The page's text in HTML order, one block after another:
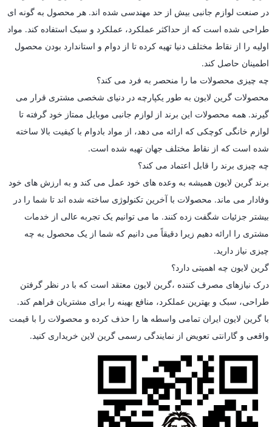
در صنعت لوازم جانبی بیش از حد مهندسی شده اند. هر محصول به گونه ای
طراحی شده است که از حداکثر عملکرد، عملکرد و سبک استفاده کند. مواد
اولیه را از نقاط مختلف دنیا تهیه کرده تا از دوام و استاندارد بودن محصول
اطمینان حاصل کند.
چه چیزی محصولات ما را منحصر به فرد می کند؟
محصولات گرین لایون به طور یکپارچه در دنیای شخصی مشتری قرار می
گیرند. همه محصولات این برند از لوازم جانبی موبایل ممتاز خود گرفته تا
لوازم خانگی کوچکی که ارائه می دهد، از مواد بادوام با کیفیت بالا ساخته
شده است که از نقاط مختلف جهان تهیه شده است.
چه چیزی برند را قابل اعتماد می کند؟
برند گرین لایون همیشه به وعده های خود عمل می کند و به ارزش های خود
وفادار می ماند. محصولات با آخرین تکنولوژی ساخته شده اند تا شما را در
بیشتر جزئیات شگفت زده کنند. ما می توانیم یک تجربه عالی از خدمات
مشتری را ارائه دهیم زیرا دقیقاً می دانیم که شما از یک محصول به چه
چیزی نیاز دارید.
گرین لایون چه اهمیتی دارد؟
درک نیازهای مصرف کننده ،گرین لایون معتقد است که با در نظر گرفتن
طراحی، سبک و بهترین عملکرد، منافع بهینه را برای مشتریان فراهم کند.
با گرین لایون ایران تمامی واسطه ها را حذف کرده و محصولات را با قیمت
واقعی و گارانتی تعویض از نمایندگی رسمی گرین لاین خریداری کنید.